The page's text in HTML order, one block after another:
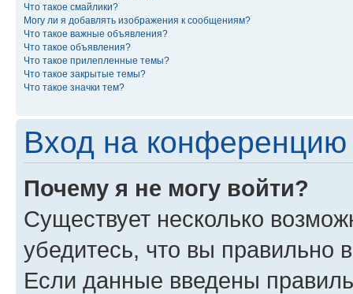
Что такое смайлики?
Могу ли я добавлять изображения к сообщениям?
Что такое важные объявления?
Что такое объявления?
Что такое прилепленные темы?
Что такое закрытые темы?
Что такое значки тем?
Вход на конференцию
Почему я не могу войти?
Существует несколько
убедитесь, что вы правильно
Если данные введены